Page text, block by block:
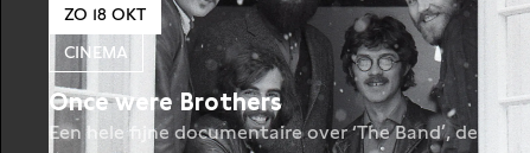
ZO 18 OKT
CINEMA
Once were Brothers
Een hele fijne documentaire over ‘The Band’, de